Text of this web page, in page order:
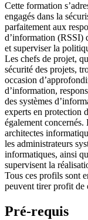
Cette formation
engagés dans la
parfaitement aux
d’information (RSSI)
et superviser la
Les chefs de projet,
sécurité des projets,
occasion
d’information,
des systèmes
experts en protection
également
architectes
les administrateurs
informatiques, ainsi
supervisent la
Tous ces profils sont
peuvent tirer profit de
Pré-requis